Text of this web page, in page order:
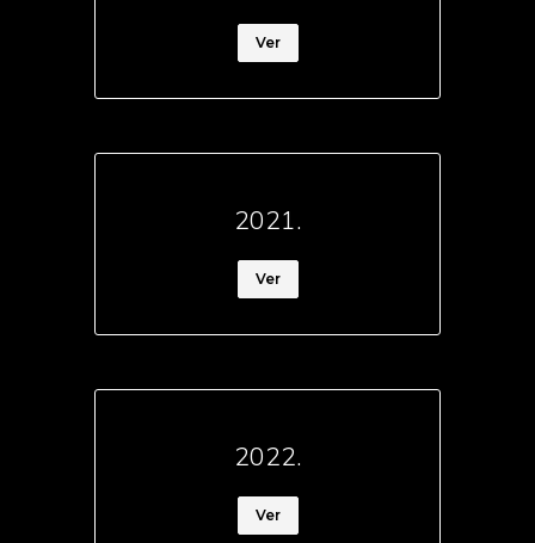
Ver
2021.
Ver
2022.
Ver